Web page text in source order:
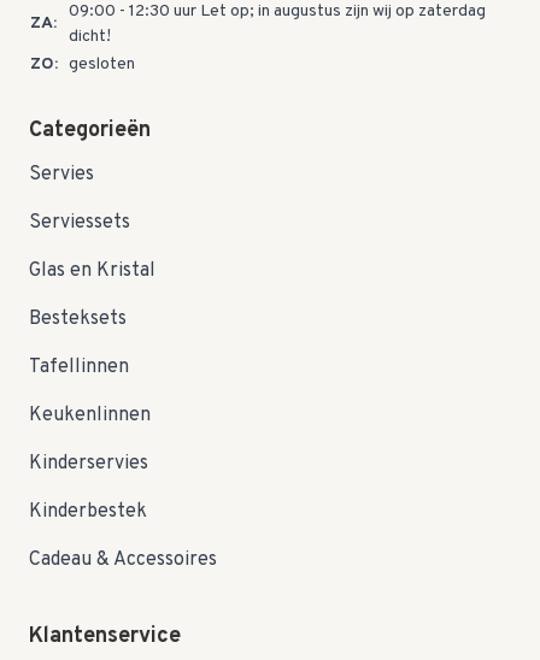
ZA:
09:00 - 12:30 uur Let op; in augustus zijn wij op zaterdag
dicht!
ZO: gesloten
Categorieën
Servies
Serviessets
Glas en Kristal
Besteksets
Tafellinnen
Keukenlinnen
Kinderservies
Kinderbestek
Cadeau & Accessoires
Klantenservice